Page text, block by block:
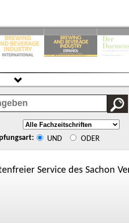
UND ODER
Service des Sachon